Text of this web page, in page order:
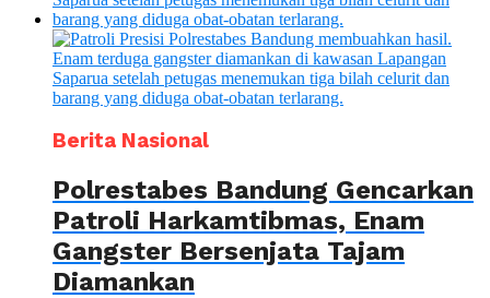
Berita Nasional
Polrestabes Bandung Gencarkan
Patroli Harkamtibmas, Enam
Gangster Bersenjata Tajam
Diamankan